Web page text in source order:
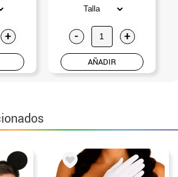
+ - +
AÑADIR